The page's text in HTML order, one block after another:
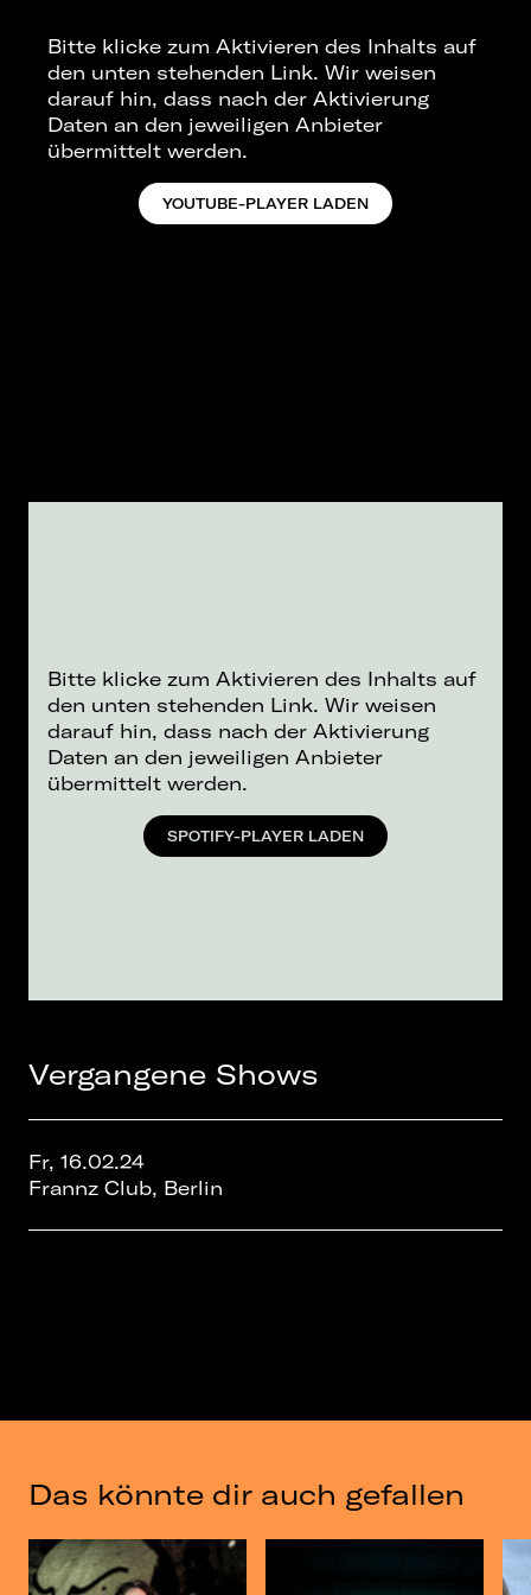
Bitte klicke zum Aktivieren des Inhalts auf
den unten stehenden Link. Wir weisen
darauf hin, dass nach der Aktivierung
Daten an den jeweiligen Anbieter
übermittelt werden.
YOUTUBE-PLAYER LADEN
Bitte klicke zum Aktivieren des Inhalts auf
den unten stehenden Link. Wir weisen
darauf hin, dass nach der Aktivierung
Daten an den jeweiligen Anbieter
übermittelt werden.
SPOTIFY-PLAYER LADEN
Vergangene Shows
Fr, 16.02.24
Frannz Club, Berlin
Das könnte dir auch gefallen